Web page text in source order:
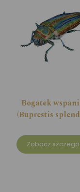
Bogatek
(Buprestis
Zobacz